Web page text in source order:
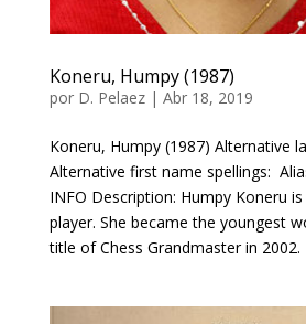
Koneru, Humpy (1987)
por D. Pelaez| Abr 18, 2019
Koneru, Humpy (1987) Alternative
Alternative first name spellings:
INFO Description: Humpy Koneru
player. She became the youngest
title of Chess Grandmaster in 2002.